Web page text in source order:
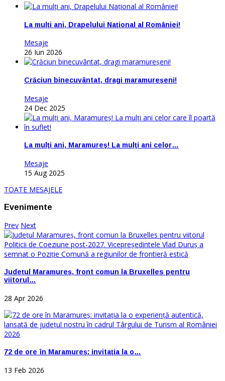
La mulți ani, Drapelului Național al României!
Mesaje
26 Iun 2026
Crăciun binecuvântat, dragi maramureșeni!
Mesaje
24 Dec 2025
La mulţi ani, Maramureş! La mulţi ani celor…
Mesaje
15 Aug 2025
TOATE MESAJELE
Evenimente
Prev Next
Județul Maramureș, front comun la Bruxelles pentru
viitorul…
28 Apr 2026
72 de ore în Maramureș: invitația la o…
13 Feb 2026